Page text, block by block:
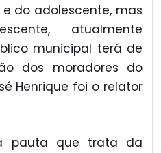
do adolescente, mas
atualmente
municipal terá de
dos moradores do
Henrique foi o relator
pauta que trata da